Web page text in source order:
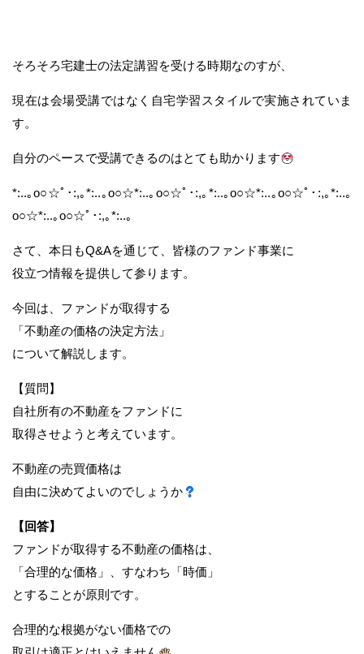
そろそろ宅建士の法定講習を受ける時期なのすが、
現在は会場受講ではなく自宅学習スタイルで実施されていま
す。
自分のペースで受講できるのはとても助かります
*:..｡o○☆ﾟ･:,｡*:..｡o○☆*:..｡o○☆ﾟ･:,｡*:..｡o○☆*:..｡o○☆ﾟ･:,｡*:..｡
o○☆*:..｡o○☆ﾟ･:,｡*:..｡
さて、本日もQ&Aを通じて、皆様のファンド事業に
役立つ情報を提供して参ります。
今回は、ファンドが取得する
「不動産の価格の決定方法」
について解説します。
【質問】
自社所有の不動産をファンドに
取得させようと考えています。
不動産の売買価格は
自由に決めてよいのでしょうか
【回答】
ファンドが取得する不動産の価格は、
「合理的な価格」、すなわち「時価」
とすることが原則です。
合理的な根拠がない価格での